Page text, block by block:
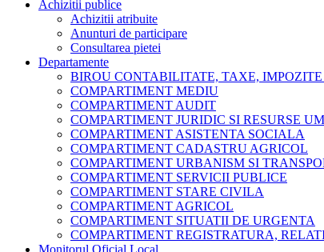
Achizitii publice
Achizitii atribuite
Anunturi de participare
Consultarea pietei
Departamente
BIROU CONTABILITATE, TAXE,
COMPARTIMENT MEDIU
COMPARTIMENT AUDIT
COMPARTIMENT JURIDIC SI RESURSE
COMPARTIMENT ASISTENTA SOCIALA
COMPARTIMENT CADASTRU AGRICOL
COMPARTIMENT URBANISM SI
COMPARTIMENT SERVICII PUBLICE
COMPARTIMENT STARE CIVILA
COMPARTIMENT AGRICOL
COMPARTIMENT SITUATII DE URGENTA
COMPARTIMENT REGISTRATURA,
Monitorul Oficial Local